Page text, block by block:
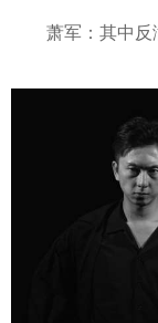
萧军：其中反